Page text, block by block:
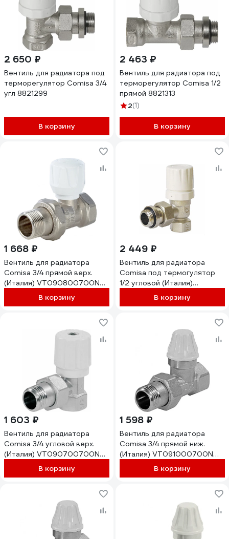
2 650 ₽
Вентиль для радиатора под
терморегулятор Comisa 3/4
угл 8821299
В корзину
2 463 ₽
Вентиль для радиатора под
терморегулятор Comisa 1/2
прямой 8821313
2(1)
В корзину
1 668 ₽
Вентиль для радиатора
Comisa 3/4 прямой верх.
(Италия) VT090800700N
В корзину
2 449 ₽
Вентиль для радиатора
Comisa под термогулятор
1/2 угловой (Италия)
THY105005V0N 8821304
В корзину
1 603 ₽
Вентиль для радиатора
Comisa 3/4 угловой верх.
(Италия) VT090700700N
В корзину
1 598 ₽
Вентиль для радиатора
Comisa 3/4 прямой ниж.
(Италия) VT091000700N
В корзину